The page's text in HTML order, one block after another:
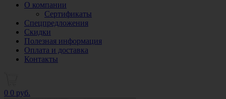
О компании
Сертификаты
Спецпредложения
Скидки
Полезная информация
Оплата и доставка
Контакты
0 0 руб.